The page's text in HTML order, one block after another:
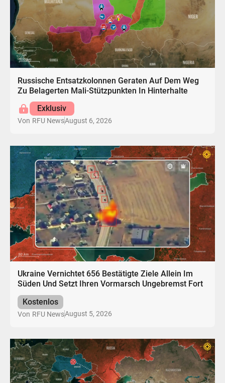
Russische Entsatzkolonnen Geraten Auf Dem Weg
Zu Belagerten Mali-Stützpunkten In Hinterhalte
Exklusiv
Von RFU NewsAugust 6, 2026
Ukraine Vernichtet 656 Bestätigte Ziele Allein Im
Süden Und Setzt Ihren Vormarsch Ungebremst Fort
Kostenlos
Von RFU NewsAugust 5, 2026